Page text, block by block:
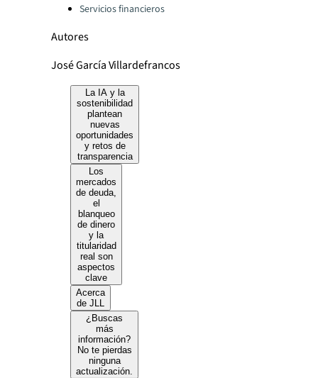
Servicios financieros
Autores
José García Villardefrancos
La IA y la
sostenibilidad
plantean
nuevas
oportunidades
y retos de
transparencia
Los
mercados
de deuda,
el
blanqueo
de dinero
y la
titularidad
real son
aspectos
clave
Acerca
de JLL
¿Buscas
más
información?
No te pierdas
ninguna
actualización.